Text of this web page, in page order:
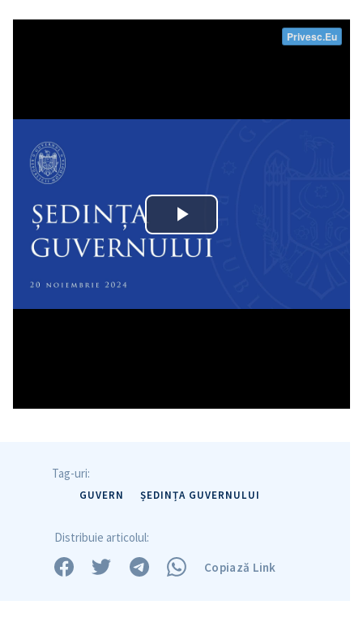
Tag-uri:
GUVERN ȘEDINȚA GUVERNULUI
Distribuie articolul:
Copiază Link